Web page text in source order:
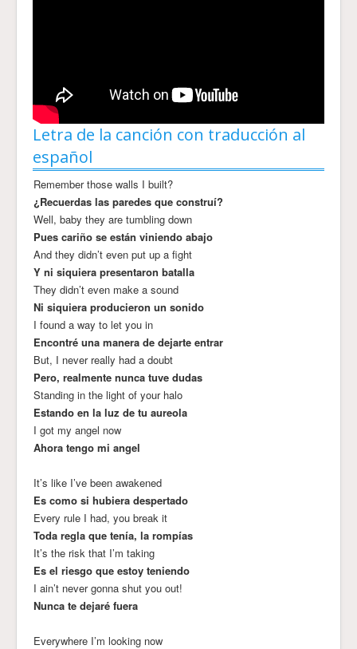
Letra de la canción con traducción al
español
Remember those walls I built?
¿Recuerdas las paredes que construí?
Well, baby they are tumbling down
Pues cariño se están viniendo abajo
And they didn’t even put up a fight
Y ni siquiera presentaron batalla
They didn’t even make a sound
Ni siquiera producieron un sonido
I found a way to let you in
Encontré una manera de dejarte entrar
But, I never really had a doubt
Pero, realmente nunca tuve dudas
Standing in the light of your halo
Estando en la luz de tu aureola
I got my angel now
Ahora tengo mi angel
It’s like I’ve been awakened
Es como si hubiera despertado
Every rule I had, you break it
Toda regla que tenía, la rompías
It’s the risk that I’m taking
Es el riesgo que estoy teniendo
I ain’t never gonna shut you out!
Nunca te dejaré fuera
Everywhere I’m looking now